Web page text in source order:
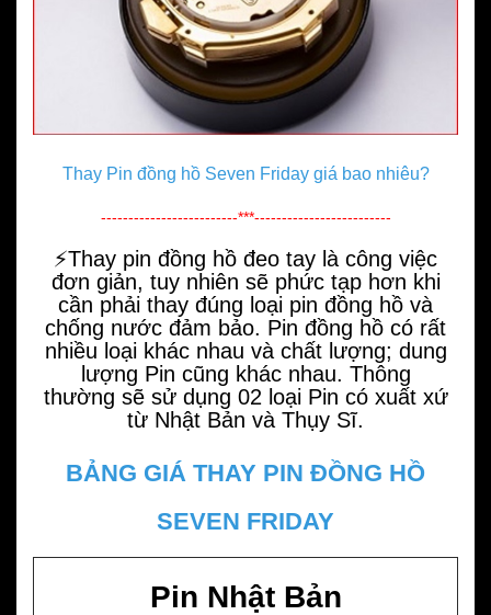
Thay Pin đồng hồ Seven Friday giá bao nhiêu?
-------------------------***-------------------------
⚡️Thay pin đồng hồ đeo tay là công việc
đơn giản, tuy nhiên sẽ phức tạp hơn khi
cần phải thay đúng loại pin đồng hồ và
chống nước đảm bảo. Pin đồng hồ có rất
nhiều loại khác nhau và chất lượng; dung
lượng Pin cũng khác nhau. Thông
thường sẽ sử dụng 02 loại Pin có xuất xứ
từ Nhật Bản và Thụy Sĩ.
BẢNG GIÁ THAY PIN ĐỒNG HỒ
SEVEN FRIDAY
Pin Nhật Bản